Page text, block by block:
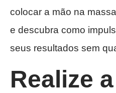
colocar a mão na
e descubra como
seus resultados sem
Realize a